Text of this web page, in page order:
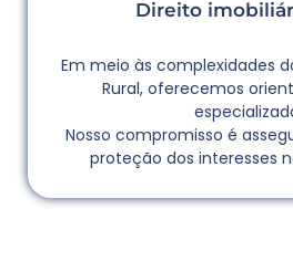
Direito
Em meio às complexidades
Rural, oferecemos
Nosso compromisso é
proteção dos interesses